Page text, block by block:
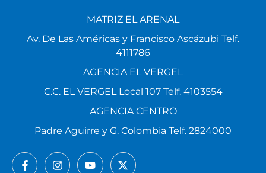
MATRIZ EL ARENAL
Av. De Las Américas y Francisco Ascázubi Telf.
4111786
AGENCIA EL VERGEL
C.C. EL VERGEL Local 107 Telf. 4103554
AGENCIA CENTRO
Padre Aguirre y G. Colombia Telf. 2824000